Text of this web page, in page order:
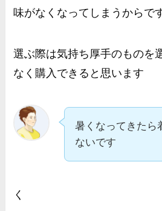
味がなくなってしまうからで
選ぶ際は気持ち厚手のものを
なく購入できると思います
暑くなってきたら
ないです
く